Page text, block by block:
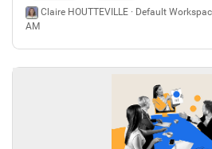
sur un long processus de
archives du Centre de Gestion.
Claire HOUTTEVILLE · Default
AM